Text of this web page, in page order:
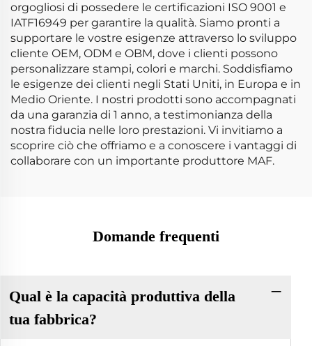
orgogliosi di possedere le certificazioni ISO 9001 e
IATF16949 per garantire la qualità. Siamo pronti a
supportare le vostre esigenze attraverso lo sviluppo
cliente OEM, ODM e OBM, dove i clienti possono
personalizzare stampi, colori e marchi. Soddisfiamo
le esigenze dei clienti negli Stati Uniti, in Europa e in
Medio Oriente. I nostri prodotti sono accompagnati
da una garanzia di 1 anno, a testimonianza della
nostra fiducia nelle loro prestazioni. Vi invitiamo a
scoprire ciò che offriamo e a conoscere i vantaggi di
collaborare con un importante produttore MAF.
Domande frequenti
Qual è la capacità produttiva della
tua fabbrica?